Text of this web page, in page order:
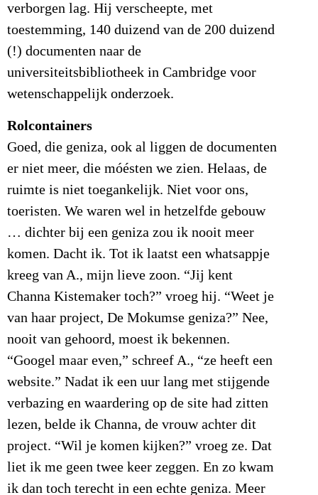
verborgen lag. Hij verscheepte, met
toestemming, 140 duizend van de 200 duizend
(!) documenten naar de
universiteitsbibliotheek in Cambridge voor
wetenschappelijk onderzoek.
Rolcontainers
Goed, die geniza, ook al liggen de documenten
er niet meer, die móésten we zien. Helaas, de
ruimte is niet toegankelijk. Niet voor ons,
toeristen. We waren wel in hetzelfde gebouw
… dichter bij een geniza zou ik nooit meer
komen. Dacht ik. Tot ik laatst een whatsappje
kreeg van A., mijn lieve zoon. “Jij kent
Channa Kistemaker toch?” vroeg hij. “Weet je
van haar project, De Mokumse geniza?” Nee,
nooit van gehoord, moest ik bekennen.
“Googel maar even,” schreef A., “ze heeft een
website.” Nadat ik een uur lang met stijgende
verbazing en waardering op de site had zitten
lezen, belde ik Channa, de vrouw achter dit
project. “Wil je komen kijken?” vroeg ze. Dat
liet ik me geen twee keer zeggen. En zo kwam
ik dan toch terecht in een echte geniza. Meer